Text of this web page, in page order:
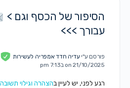
הסיפור של הכסף וגם >
עבורך >>>
פורסם ע"י עדיה חדד אמפריה לעשירות
on 21/10/2025 ב7:13 pm
רגע לפני, יש לעיין בהצהרה וגילוי תשובה